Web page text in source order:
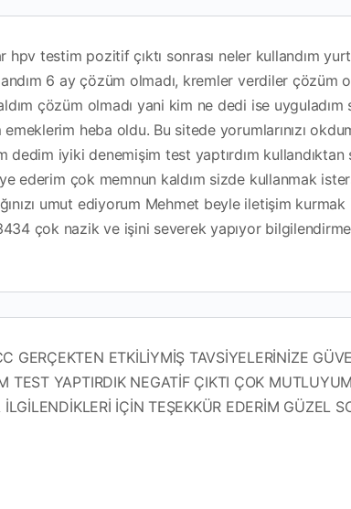
hpv testim pozitif çıktı sonrası neler kullandım
6 ay çözüm olmadı, kremler verdiler çözüm
çözüm olmadı yani kim ne dedi ise uyguladım
emeklerim heba oldu. Bu sitede yorumlarınızı
dedim iyiki denemişim test yaptırdım
ederim çok memnun kaldım sizde kullanmak
umut ediyorum Mehmet beyle iletişim
çok nazik ve işini severek yapıyor
GERÇEKTEN ETKİLİYMİŞ TAVSİYELERİNİZE
TEST YAPTIRDIK NEGATİF ÇIKTI ÇOK
İLGİLENDİKLERİ İÇİN TEŞEKKÜR EDERİM GÜZEL